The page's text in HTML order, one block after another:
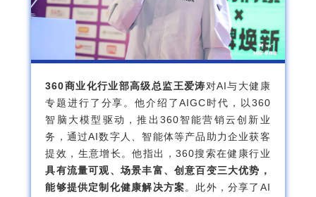
360商业化行业部高级总监王爱涛对AI与大健康
专题进行了分享。他介绍了AIGC时代，以360
智脑大模型驱动，推出360智能营销云创新业
务，通过AI数字人、智能体等产品助力企业获客
提效，生意增长。他指出，360搜索在健康行业
具有流量可观、场景丰富、创意百变三大优势，
能够提供定制化健康解决方案。此外，分享了AI